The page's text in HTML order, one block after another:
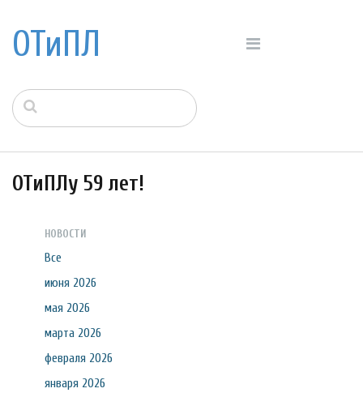
ОТиПЛ
ОТиПЛу 59 лет!
НОВОСТИ
Все
июня 2026
мая 2026
марта 2026
февраля 2026
января 2026